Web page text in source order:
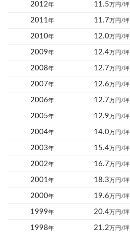
2012年 11.5万円/坪
2011年 11.7万円/坪
2010年 12.0万円/坪
2009年 12.4万円/坪
2008年 12.7万円/坪
2007年 12.6万円/坪
2006年 12.7万円/坪
2005年 12.9万円/坪
2004年 14.0万円/坪
2003年 15.4万円/坪
2002年 16.7万円/坪
2001年 18.3万円/坪
2000年 19.6万円/坪
1999年 20.4万円/坪
1998年 21.2万円/坪